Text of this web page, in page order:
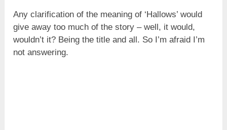
Any clarification of the meaning of ‘Hallows’ would
give away too much of the story – well, it would,
wouldn’t it? Being the title and all. So I’m afraid I’m
not answering.